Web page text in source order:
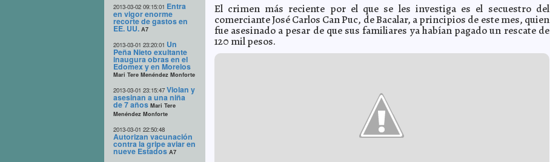
2013-03-02 09:15:01 Entra
en vigor enorme
recorte de gastos en
EE. UU. A7
2013-03-01 23:20:01 Un
Peña Nieto exultante
inaugura obras en el
Edomex y en Morelos
Mari Tere Menéndez Monforte
2013-03-01 23:15:47 Violan y
asesinan a una niña
de 7 años Mari Tere
Menéndez Monforte
2013-03-01 22:50:48
Autorizan vacunación
contra la gripe aviar en
nueve Estados A7
El crimen más reciente por el que se les investiga es el secuestro del
comerciante José Carlos Can Puc, de Bacalar, a principios de este mes, quien
fue asesinado a pesar de que sus familiares ya habían pagado un rescate de
120 mil pesos.